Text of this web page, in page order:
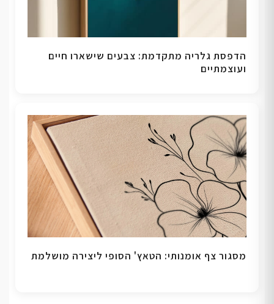
הדפסת גלריה מתקדמת: צבעים שישארו חיים
ועוצמתיים
מסגור צף אומנותי: הטאץ' הסופי ליצירה מושלמת